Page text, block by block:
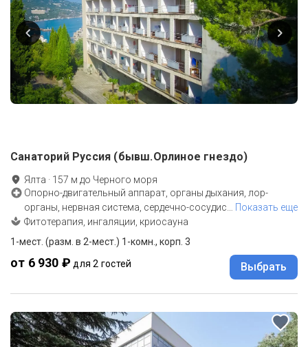
Санаторий Руссия (бывш.Орлиное гнездо)
Ялта · 157 м до Черного моря
Опорно-двигательный аппарат, органы дыхания, лор-
органы, нервная система, сердечно-сосудис
Показать еще
Фитотерапия, ингаляции, криосауна
1-мест. (разм. в 2-мест.) 1-комн., корп. 3
от 6 930 ₽ для 2 гостей Выбрать